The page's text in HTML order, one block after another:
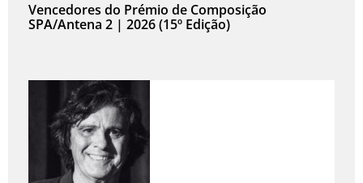
Vencedores do Prémio de Composição
SPA/Antena 2 | 2026 (15º Edição)